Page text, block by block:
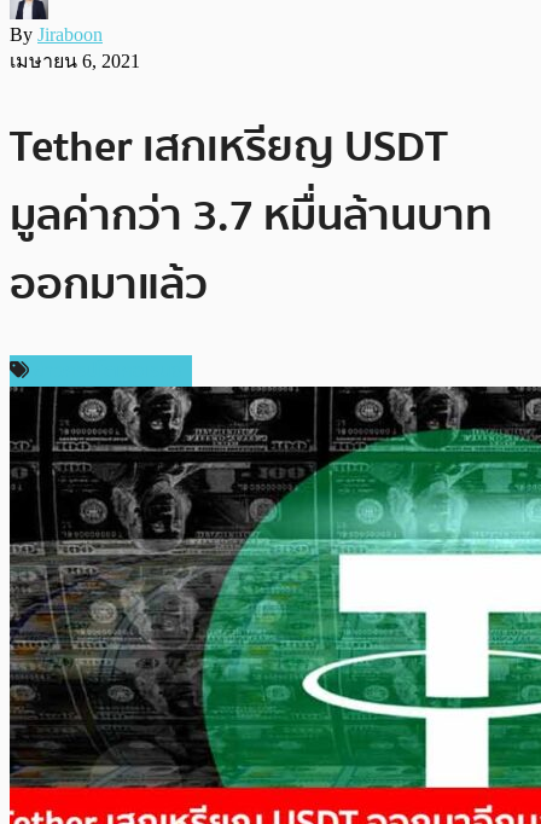
By Jiraboon
เมษายน 6, 2021
Tether เสกเหรียญ USDT
มูลค่ากว่า 3.7 หมื่นล้านบาท
ออกมาแล้ว